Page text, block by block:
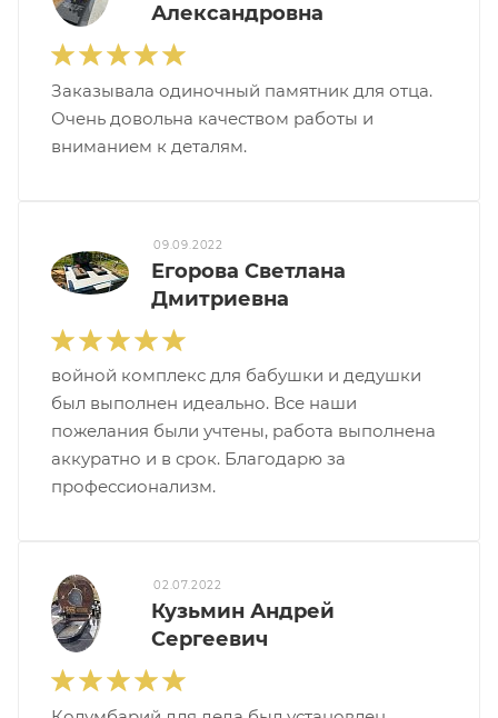
Александровна
Заказывала одиночный памятник для отца.
Очень довольна качеством работы и
вниманием к деталям.
09.09.2022
Егорова Светлана
Дмитриевна
войной комплекс для бабушки и дедушки
был выполнен идеально. Все наши
пожелания были учтены, работа выполнена
аккуратно и в срок. Благодарю за
профессионализм.
02.07.2022
Кузьмин Андрей
Сергеевич